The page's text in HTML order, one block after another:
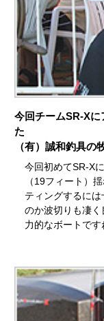
今回チームSR-X
た
（有）誠和釣具の
今回初めてSR-X
（19フィート）
ティングするに
のか波切りも凄
力的なボートです